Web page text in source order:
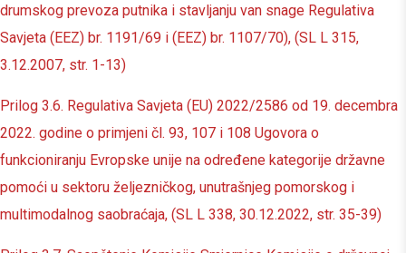
drumskog prevoza putnika i stavljanju van snage Regulativa
Savjeta (EEZ) br. 1191/69 i (EEZ) br. 1107/70), (SL L 315,
3.12.2007, str. 1-13)
Prilog 3.6. Regulativa Savjeta (EU) 2022/2586 od 19. decembra
2022. godine o primjeni čl. 93, 107 i 108 Ugovora o
funkcioniranju Evropske unije na određene kategorije državne
pomoći u sektoru željezničkog, unutrašnjeg pomorskog i
multimodalnog saobraćaja, (SL L 338, 30.12.2022, str. 35-39)